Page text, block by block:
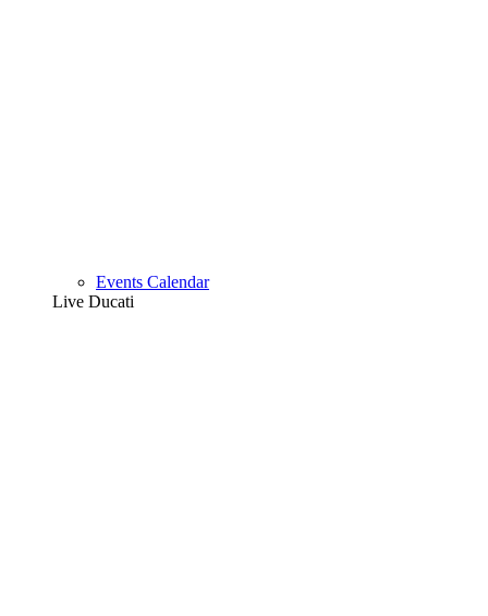
Events Calendar
Live Ducati